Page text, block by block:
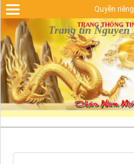
Warning: Undefined array key
Trang tin Nguyễn
Quyền